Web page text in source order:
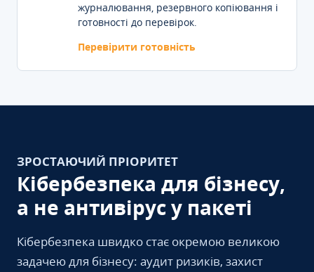
журналювання, резервного копіювання і
готовності до перевірок.
Перевірити готовність
ЗРОСТАЮЧИЙ ПРІОРИТЕТ
Кібербезпека для бізнесу,
а не антивірус у пакеті
Кібербезпека швидко стає окремою великою
задачею для бізнесу: аудит ризиків, захист